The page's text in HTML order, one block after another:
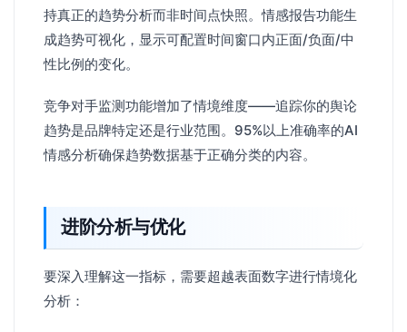
持真正的趋势分析而非时间点快照。情感报告功能生
成趋势可视化，显示可配置时间窗口内正面/负面/中
性比例的变化。
竞争对手监测功能增加了情境维度——追踪你的舆论
趋势是品牌特定还是行业范围。95%以上准确率的AI
情感分析确保趋势数据基于正确分类的内容。
进阶分析与优化
要深入理解这一指标，需要超越表面数字进行情境化
分析：